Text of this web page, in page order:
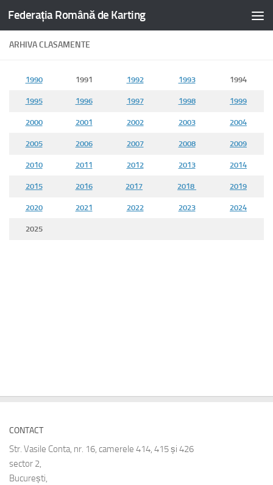
Federația Română de Karting
ARHIVA CLASAMENTE
1990 1991 1992 1993 1994
1995 1996 1997 1998 1999
2000 2001 2002 2003 2004
2005 2006 2007 2008 2009
2010 2011 2012 2013 2014
2015 2016 2017 2018 2019
2020 2021 2022 2023 2024
2025
CONTACT
Str. Vasile Conta, nr. 16, camerele 414, 415 și 426
sector 2,
București,